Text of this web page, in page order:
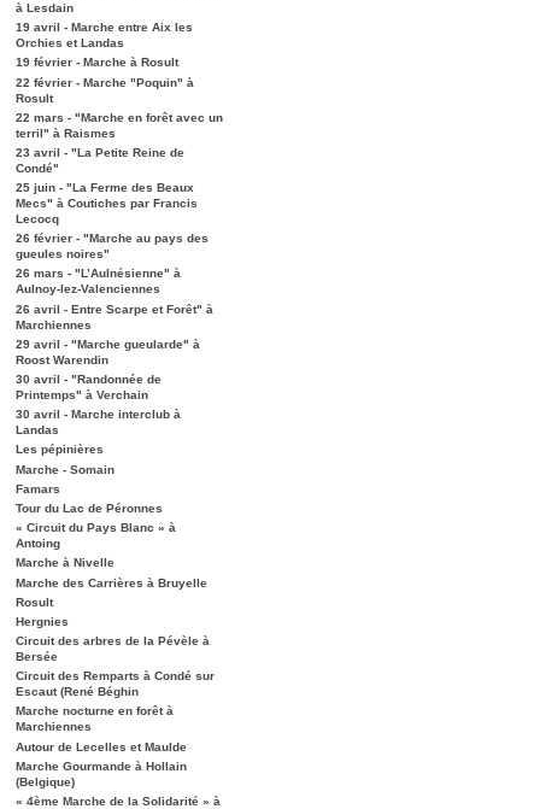
à Lesdain
19 avril - Marche entre Aix les
Orchies et Landas
19 février - Marche à Rosult
22 février - Marche "Poquin" à
Rosult
22 mars - "Marche en forêt avec un
terril" à Raismes
23 avril - "La Petite Reine de
Condé"
25 juin - "La Ferme des Beaux
Mecs" à Coutiches par Francis
Lecocq
26 février - "Marche au pays des
gueules noires"
26 mars - "L’Aulnésienne" à
Aulnoy-lez-Valenciennes
26 avril - Entre Scarpe et Forêt" à
Marchiennes
29 avril - "Marche gueularde" à
Roost Warendin
30 avril - "Randonnée de
Printemps" à Verchain
30 avril - Marche interclub à
Landas
Les pépinières
Marche - Somain
Famars
Tour du Lac de Péronnes
« Circuit du Pays Blanc » à
Antoing
Marche à Nivelle
Marche des Carrières à Bruyelle
Rosult
Hergnies
Circuit des arbres de la Pévèle à
Bersée
Circuit des Remparts à Condé sur
Escaut (René Béghin
Marche nocturne en forêt à
Marchiennes
Autour de Lecelles et Maulde
Marche Gourmande à Hollain
(Belgique)
« 4ème Marche de la Solidarité » à